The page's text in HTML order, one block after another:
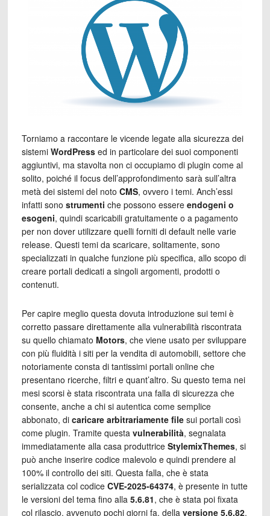
Torniamo a raccontare le vicende legate alla sicurezza dei
sistemi WordPressed in particolare dei suoi componenti
aggiuntivi, ma stavolta non ci occupiamo di plugin come al
solito, poiché il focus dell’approfondimento sarà sull’altra
metà dei sistemi del noto CMS, ovvero i temi. Anch’essi
infatti sono strumenti che possono essere endogeni o
esogeni, quindi scaricabili gratuitamente o a pagamento
per non dover utilizzare quelli forniti di default nelle varie
release. Questi temi da scaricare, solitamente, sono
specializzati in qualche funzione più specifica, allo scopo di
creare portali dedicati a singoli argomenti, prodotti o
contenuti.
Per capire meglio questa dovuta introduzione sui temi è
corretto passare direttamente alla vulnerabilità riscontrata
su quello chiamato Motors, che viene usato per sviluppare
con più fluidità i siti per la vendita di automobili, settore che
notoriamente consta di tantissimi portali online che
presentano ricerche, filtri e quant’altro. Su questo tema nei
mesi scorsi è stata riscontrata una falla di sicurezza che
consente, anche a chi si autentica come semplice
abbonato, di caricare arbitrariamente filesui portali così
come plugin. Tramite questa vulnerabilità, segnalata
immediatamente alla casa produttrice StylemixThemes, si
può anche inserire codice malevolo e quindi prendere al
100% il controllo dei siti. Questa falla, che è stata
serializzata col codice CVE-2025-64374, è presente in tutte
le versioni del tema fino alla 5.6.81, che è stata poi fixata
col rilascio, avvenuto pochi giorni fa, della versione 5.6.82,